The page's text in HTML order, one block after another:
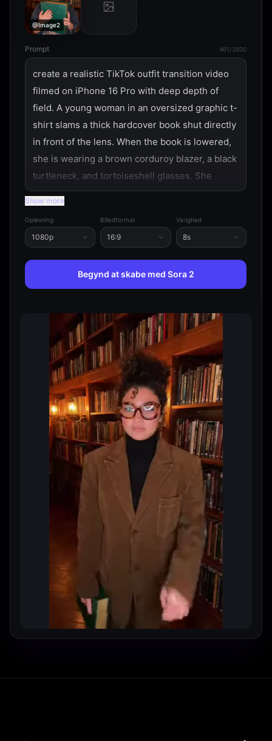
@Image2
Prompt 461/3500
create a realistic TikTok outfit transition video
filmed on iPhone 16 Pro with deep depth of
field. A young woman in an oversized graphic t-
shirt slams a thick hardcover book shut directly
in front of the lens. When the book is lowered,
she is wearing a brown corduroy blazer, a black
turtleneck, and tortoiseshell glasses. She
adjusts her glasses and poses in a dimly lit
library with floor-to-ceiling bookshelves and
soft lamp lighting. Dialogue: N/A
@Image 2
Show more
Opløsning
1080p
Billedformat
16:9
Varighed
8s
Begynd at skabe med Sora 2